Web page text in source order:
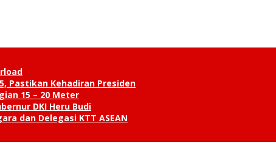
Pastikan Kehadiran Presiden
15 – 20 Meter
DKI Heru Budi
dan Delegasi KTT ASEAN